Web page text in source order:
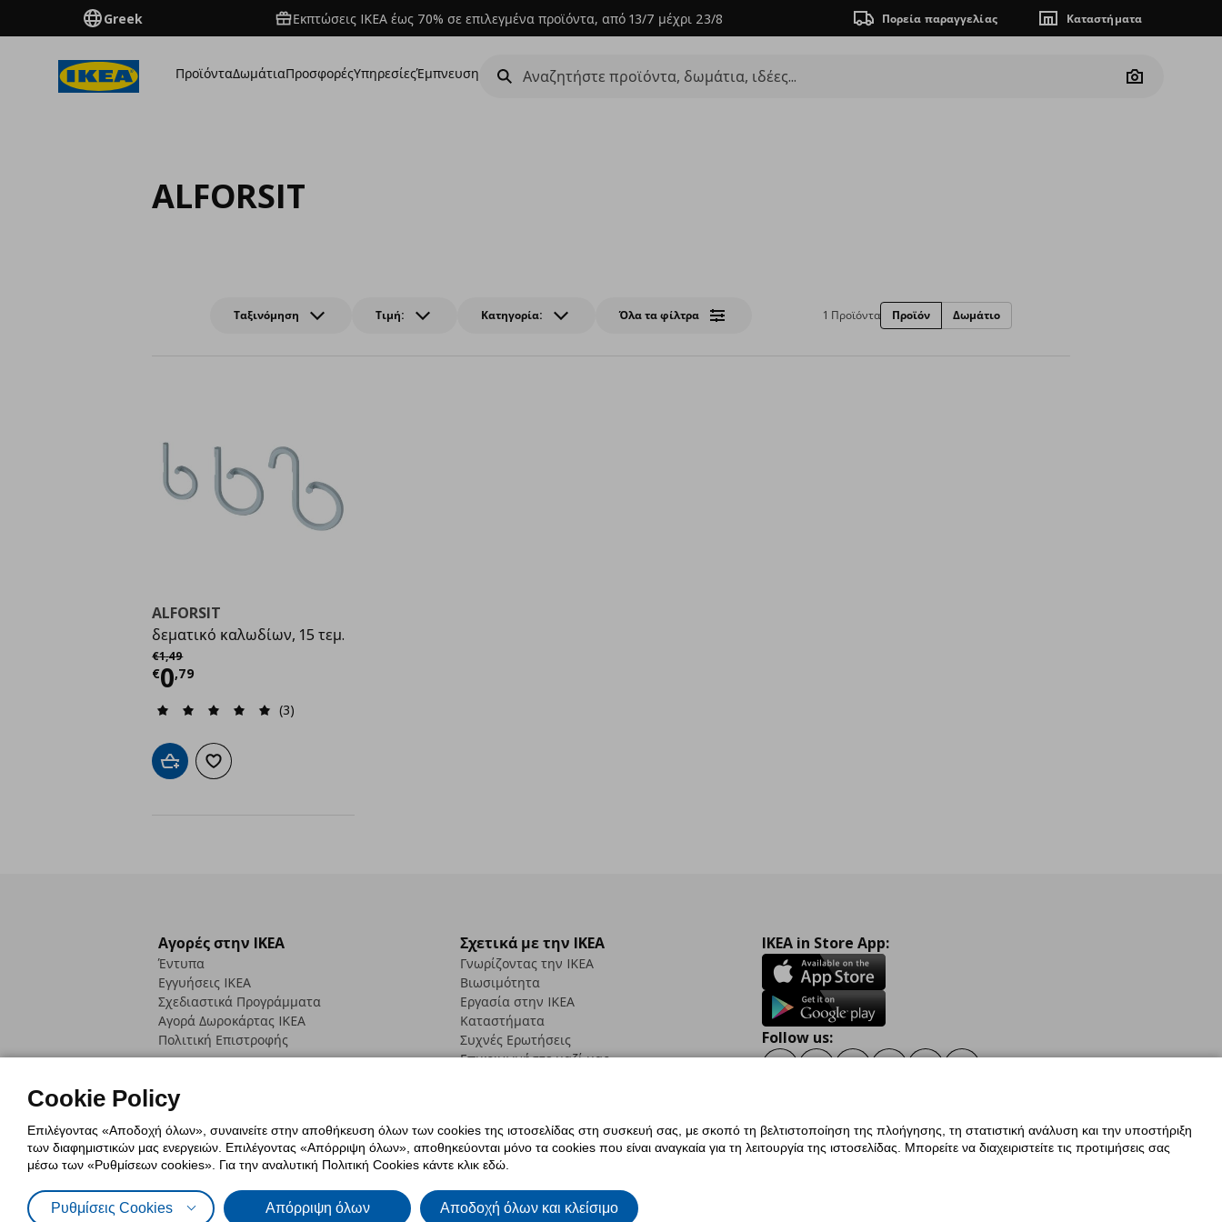
Greek Εκπτώσεις IKEA έως 70% σε επιλεγμένα προϊόντα, από 13/7 μέχρι 23/8 Πορεία παραγγελίας Καταστήματα
ΠροϊόνταΔωμάτιαΠροσφορέςΥπηρεσίεςΈμπνευση
Camera
ALFORSIT
Ταξινόμηση Τιμή: Κατηγορία: Όλα τα φίλτρα 1 Προϊόντα Προϊόν Δωμάτιο
ALFORSIT
δεματικό καλωδίων, 15 τεμ.
€1,49
Αρχική τιμή
€0,79
Τρέχουσα τιμή
(3)
Προσθήκη στο καλάθι
Προσθήκη στα αγαπημένα
Αγορές στην IKEA
Έντυπα
Εγγυήσεις IKEA
Σχεδιαστικά Προγράμματα
Αγορά Δωρoκάρτας IKEA
Πολιτική Επιστροφής
Σχετικά με την IKEA
Γνωρίζοντας την IKEA
Βιωσιμότητα
Εργασία στην IKEA
Καταστήματα
Συχνές Ερωτήσεις
Επικοινωνήστε μαζί μας
IKEA in Store App:
Follow us:
Πολιτική Cookies Δήλωση ψηφιακής προσβασιμότητας
Γενική Πολιτική Προσωπικών Δεδομένων
Cookie Policy
Επιλέγοντας «Αποδοχή όλων», συναινείτε στην αποθήκευση όλων των cookies της ιστοσελίδας στη συσκευή σας, με σκοπό τη βελτιστοποίηση της πλοήγησης, τη στατιστική ανάλυση και την υποστήριξη
των διαφημιστικών μας ενεργειών. Επιλέγοντας «Απόρριψη όλων», αποθηκεύονται μόνο τα cookies που είναι αναγκαία για τη λειτουργία της ιστοσελίδας. Μπορείτε να διαχειριστείτε τις προτιμήσεις σας
μέσω των «Ρυθμίσεων cookies». Για την αναλυτική Πολιτική Cookies κάντε κλικ εδώ.
Ρυθμίσεις Cookies Απόρριψη όλων Αποδοχή όλων και κλείσιμο